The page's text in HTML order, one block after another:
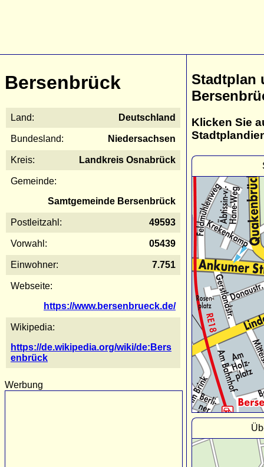
Bersenbrück
Land: Deutschland
Bundesland: Niedersachsen
Kreis: Landkreis Osnabrück
Gemeinde:
Samtgemeinde Bersenbrück
Postleitzahl: 49593
Vorwahl: 05439
Einwohner: 7.751
Webseite:
https://www.bersenbrueck.de/
Wikipedia:
https://de.wikipedia.org/wiki/de:Bers
enbrück
Werbung
Stadtplan
Klicken Sie